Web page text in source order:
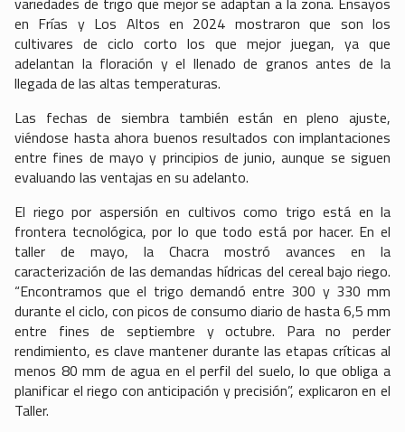
en Frías y Los Altos en 2024 mostraron que son los
cultivares de ciclo corto los que mejor juegan, ya que
adelantan la floración y el llenado de granos antes de la
llegada de las altas temperaturas.
Las fechas de siembra también están en pleno ajuste,
viéndose hasta ahora buenos resultados con implantaciones
entre fines de mayo y principios de junio, aunque se siguen
evaluando las ventajas en su adelanto.
El riego por aspersión en cultivos como trigo está en la
frontera tecnológica, por lo que todo está por hacer. En el
taller de mayo, la Chacra mostró avances en la
caracterización de las demandas hídricas del cereal bajo riego.
“Encontramos que el trigo demandó entre 300 y 330 mm
durante el ciclo, con picos de consumo diario de hasta 6,5 mm
entre fines de septiembre y octubre. Para no perder
rendimiento, es clave mantener durante las etapas críticas al
menos 80 mm de agua en el perfil del suelo, lo que obliga a
planificar el riego con anticipación y precisión”, explicaron en el
Taller.